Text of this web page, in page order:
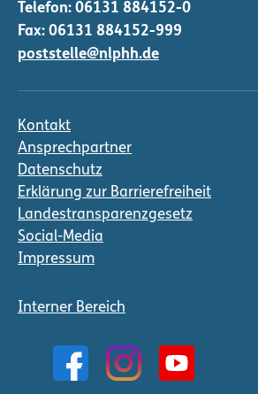
e
i
t
r
g
e
Telefon: 06131 884152-0
Fax: 06131 884152-999
poststelle@nlphh.de
Kontakt
Ansprechpartner
Datenschutz
Erklärung zur Barrierefreiheit
Landestransparenzgesetz
Social-Media
Impressum
Interner Bereich